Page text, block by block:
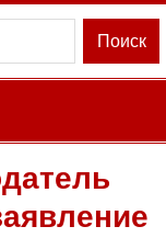
Поиск